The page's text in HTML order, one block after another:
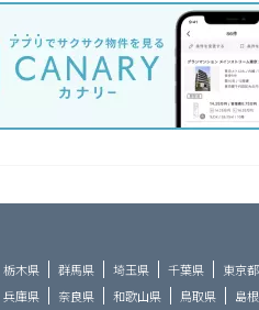
栃木県 群馬県 埼玉県 千葉県 東京都
兵庫県 奈良県 和歌山県 鳥取県 島